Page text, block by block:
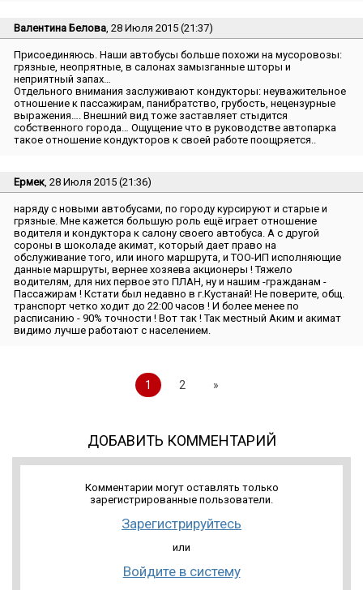
Валентина Белова , 28 Июля 2015 (21:37)
Присоединяюсь. Наши автобусы больше похожи на мусоровозы:
грязные, неопрятные, в салонах замызганные шторы и
неприятный запах…
Отдельного внимания заслуживают кондукторы: неуважительное
отношение к пассажирам, панибратство, грубость, нецензурные
выражения…. Внешний вид тоже заставляет стыдится
собственного города… Ощущение что в руководстве автопарка
такое отношение кондукторов к своей работе поощряется..
Ермек , 28 Июля 2015 (21:36)
наряду с новыми автобусами, по городу курсируют и старые и
грязные. Мне кажется большую роль ещё играет отношение
водителя и кондуктора к салону своего автобуса. А с другой
сороны в шоколаде акимат, который дает право на
обслуживание того, или иного маршрута, и ТОО-ИП исполняющие
данные маршруты, вернее хозяева акционеры ! Тяжело
водителям, для них первое это ПЛАН, ну и нашим -гражданам -
Пассажирам ! Кстати был недавно в г.Кустанай! Не поверите, общ.
транспорт четко ходит до 22:00 часов ! И более менее по
расписанию - 90% точности ! Вот так ! Так местный Аким и акимат
видимо лучше работают с населением.
1 2 »
ДОБАВИТЬ КОММЕНТАРИЙ
Комментарии могут оставлять только
зарегистрированные пользователи.
Зарегистрируйтесь
или
Войдите в систему